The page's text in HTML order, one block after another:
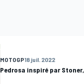
MOTOGP18 juil. 2022
Pedrosa inspiré par